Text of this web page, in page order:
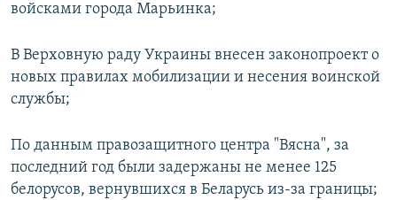
войсками города Марьинка;
В Верховную раду Украины внесен законопроект о
новых правилах мобилизации и несения воинской
службы;
По данным правозащитного центра "Вясна", за
последний год были задержаны не менее 125
белорусов, вернувшихся в Беларусь из-за границы;